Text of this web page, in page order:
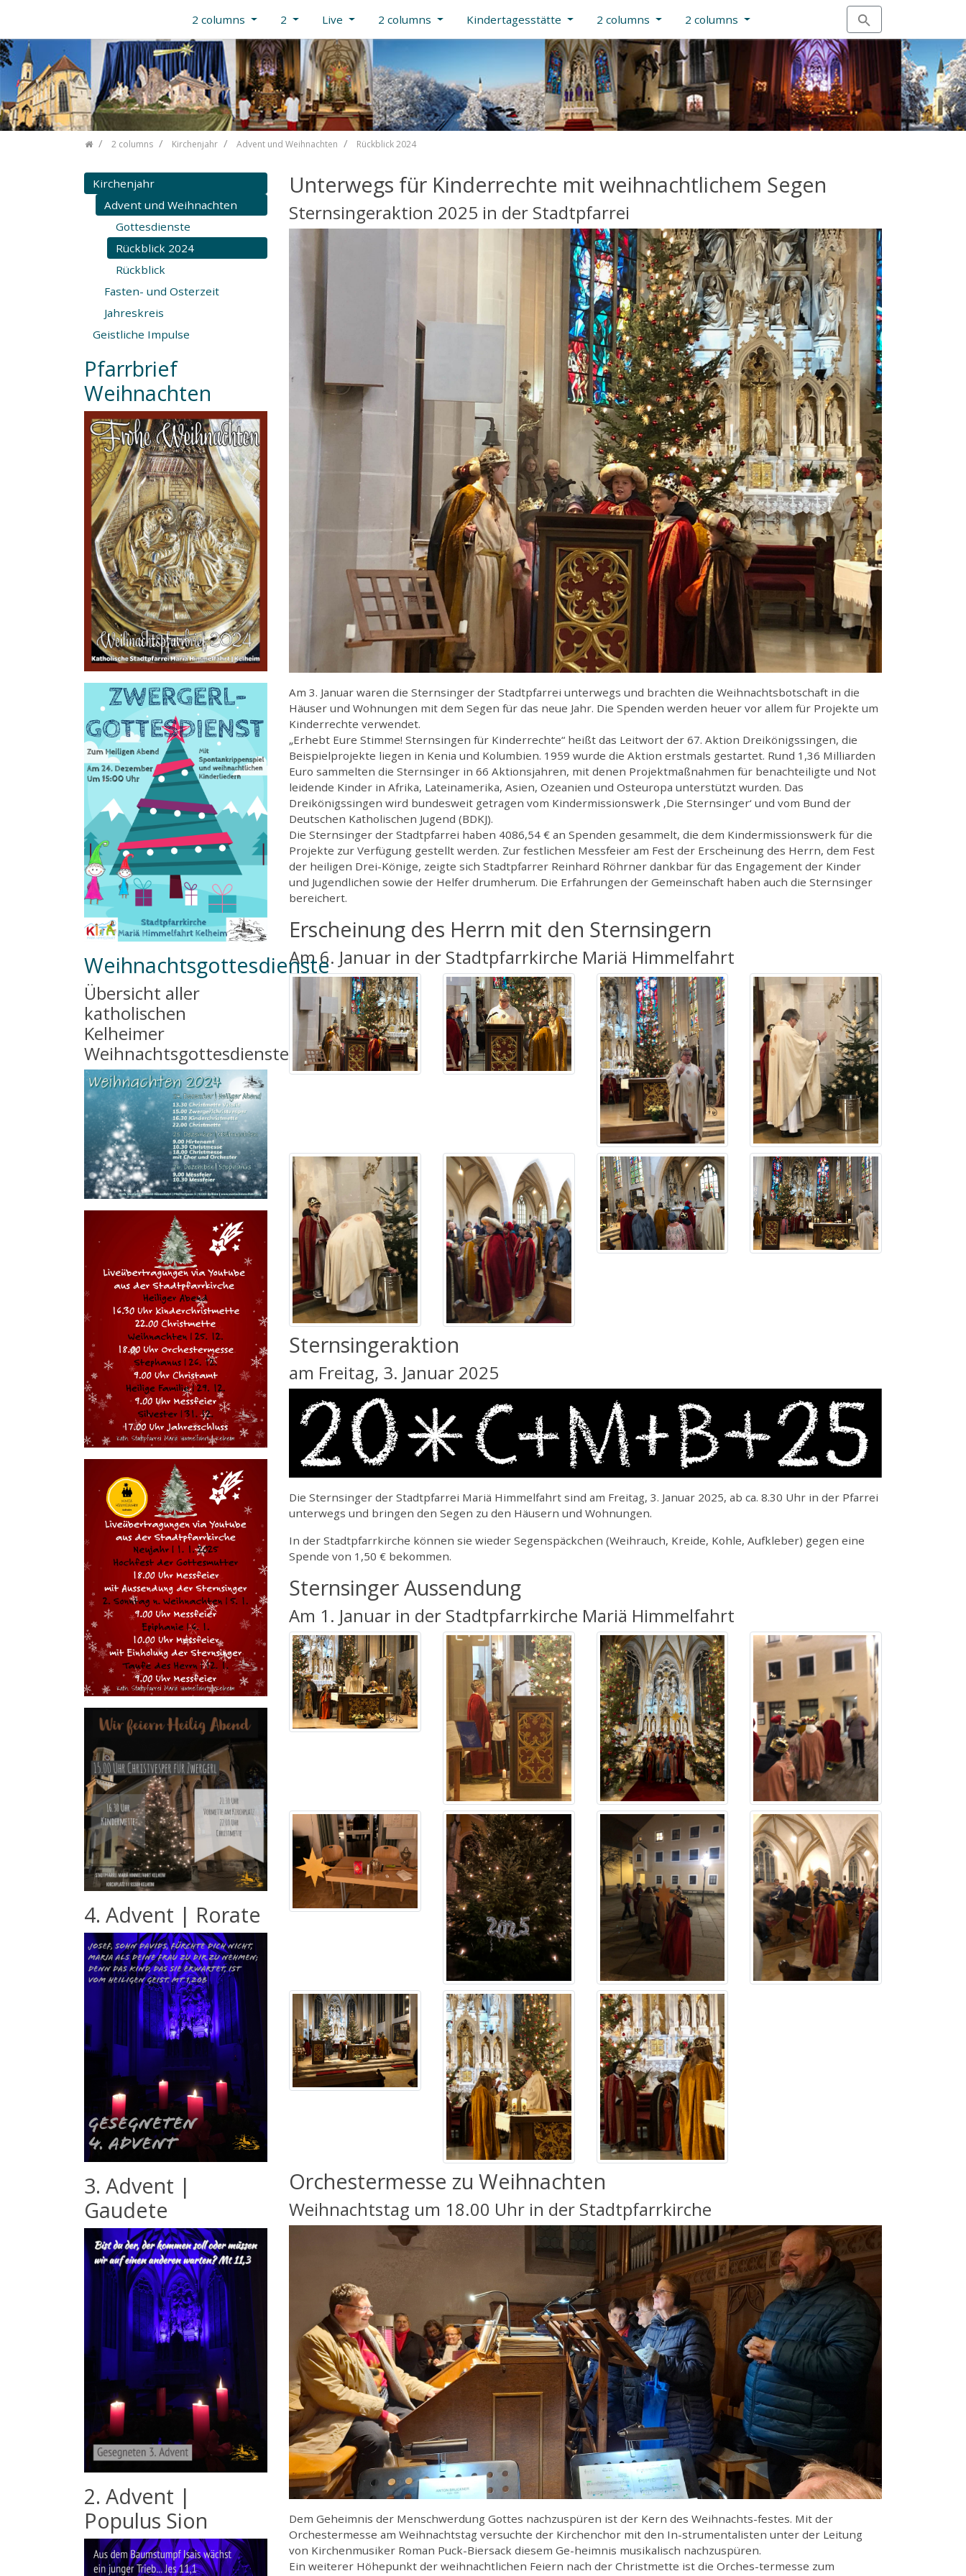
Skip navigation
2 columns 2 Live 2 columns Kindertagesstätte 2 columns 2 columns
2 columns Kirchenjahr Advent und Weihnachten Rückblick 2024
Unterwegs für Kinderrechte mit weihnachtlichem Segen
Sternsingeraktion 2025 in der Stadtpfarrei
Am 3. Januar waren die Sternsinger der Stadtpfarrei unterwegs und brachten die Weihnachtsbotschaft in die
Häuser und Wohnungen mit dem Segen für das neue Jahr. Die Spenden werden heuer vor allem für Projekte um
Kinderrechte verwendet.
„Erhebt Eure Stimme! Sternsingen für Kinderrechte“ heißt das Leitwort der 67. Aktion Dreikönigssingen, die
Beispielprojekte liegen in Kenia und Kolumbien. 1959 wurde die Aktion erstmals gestartet. Rund 1,36 Milliarden
Euro sammelten die Sternsinger in 66 Aktionsjahren, mit denen Projektmaßnahmen für benachteiligte und Not
leidende Kinder in Afrika, Lateinamerika, Asien, Ozeanien und Osteuropa unterstützt wurden. Das
Dreikönigssingen wird bundesweit getragen vom Kindermissionswerk ‚Die Sternsinger‘ und vom Bund der
Deutschen Katholischen Jugend (BDKJ).
Die Sternsinger der Stadtpfarrei haben 4086,54 € an Spenden gesammelt, die dem Kindermissionswerk für die
Projekte zur Verfügung gestellt werden. Zur festlichen Messfeier am Fest der Erscheinung des Herrn, dem Fest
der heiligen Drei-Könige, zeigte sich Stadtpfarrer Reinhard Röhrner dankbar für das Engagement der Kinder
und Jugendlichen sowie der Helfer drumherum. Die Erfahrungen der Gemeinschaft haben auch die Sternsinger
bereichert.
Erscheinung des Herrn mit den Sternsingern
Am 6. Januar in der Stadtpfarrkirche Mariä Himmelfahrt
Sternsingeraktion
am Freitag, 3. Januar 2025
Die Sternsinger der Stadtpfarrei Mariä Himmelfahrt sind am Freitag, 3. Januar 2025, ab ca. 8.30 Uhr in der Pfarrei
unterwegs und bringen den Segen zu den Häusern und Wohnungen.
In der Stadtpfarrkirche können sie wieder Segenspäckchen (Weihrauch, Kreide, Kohle, Aufkleber) gegen eine
Spende von 1,50 € bekommen.
Sternsinger Aussendung
Am 1. Januar in der Stadtpfarrkirche Mariä Himmelfahrt
Orchestermesse zu Weihnachten
Weihnachtstag um 18.00 Uhr in der Stadtpfarrkirche
Dem Geheimnis der Menschwerdung Gottes nachzuspüren ist der Kern des Weihnachts-festes. Mit der
Orchestermesse am Weihnachtstag versuchte der Kirchenchor mit den In-strumentalisten unter der Leitung
von Kirchenmusiker Roman Puck-Biersack diesem Ge-heimnis musikalisch nachzuspüren.
Ein weiterer Höhepunkt der weihnachtlichen Feiern nach der Christmette ist die Orches-termesse zum
Kirchenjahr
Advent und Weihnachten
Gottesdienste
Rückblick 2024
Rückblick
Fasten- und Osterzeit
Jahreskreis
Geistliche Impulse
Pfarrbrief
Weihnachten
Weihnachtsgottesdienste
Übersicht aller
katholischen
Kelheimer
Weihnachtsgottesdienste
4. Advent | Rorate
3. Advent |
Gaudete
2. Advent |
Populus Sion